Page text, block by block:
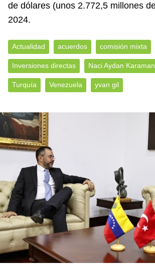
de dólares (unos 2.772,5 millones
2024.
Actualidad acuerdos comisión mixta
Inversiones directas Naci Aydan
Turquía Venezuela yvan gil